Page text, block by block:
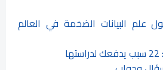
علم البيانات الضخمة في العالم